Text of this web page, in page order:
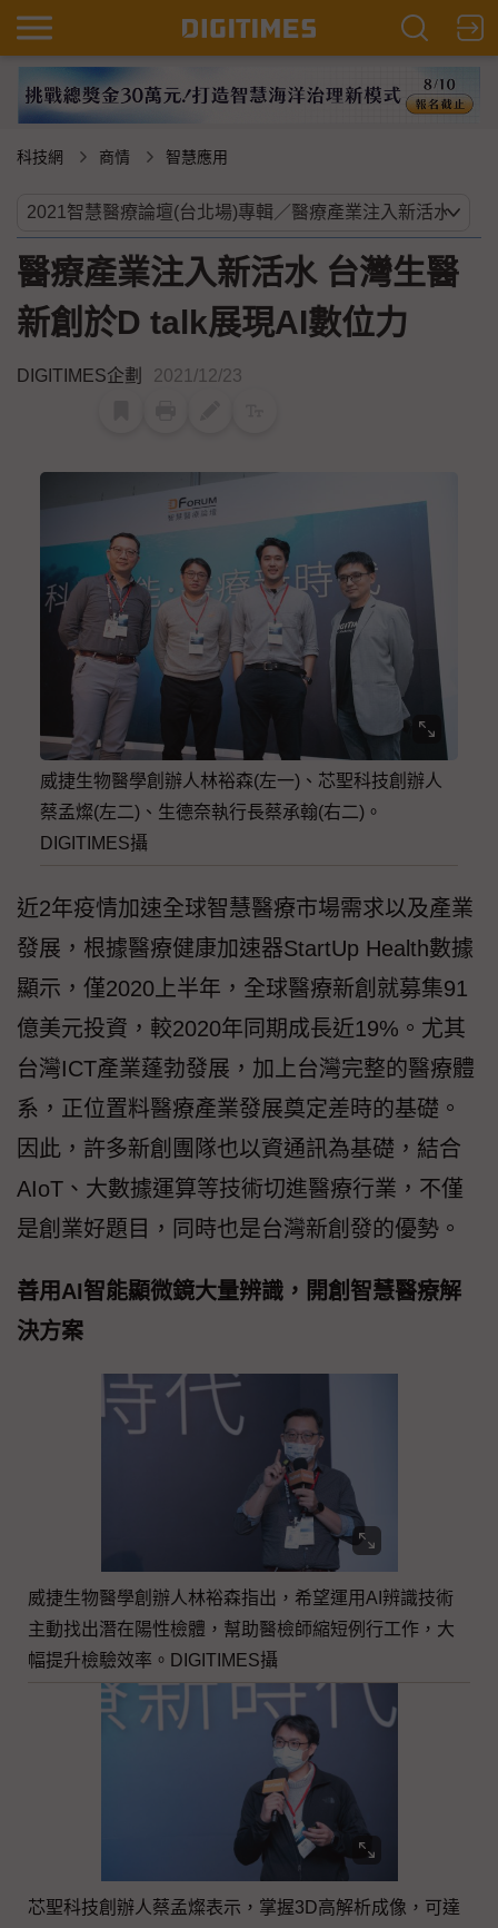
科技網 商情 智慧應用
醫療產業注入新活水 台灣生醫
新創於D talk展現AI數位力
DIGITIMES企劃 2021/12/23
威捷生物醫學創辦人林裕森(左一)、芯聖科技創辦人
蔡孟燦(左二)、生德奈執行長蔡承翰(右二)。
DIGITIMES攝
近2年疫情加速全球智慧醫療市場需求以及產業
發展，根據醫療健康加速器StartUp Health數據
顯示，僅2020上半年，全球醫療新創就募集91
億美元投資，較2020年同期成長近19%。尤其
台灣ICT產業蓬勃發展，加上台灣完整的醫療體
系，正位置料醫療產業發展奠定差時的基礎。
因此，許多新創團隊也以資通訊為基礎，結合
AIoT、大數據運算等技術切進醫療行業，不僅
是創業好題目，同時也是台灣新創發的優勢。
善用AI智能顯微鏡大量辨識，開創智慧醫療解
決方案
威捷生物醫學創辦人林裕森指出，希望運用AI辨識技術
主動找出潛在陽性檢體，幫助醫檢師縮短例行工作，大
幅提升檢驗效率。DIGITIMES攝
芯聖科技創辦人蔡孟燦表示，掌握3D高解析成像，可達